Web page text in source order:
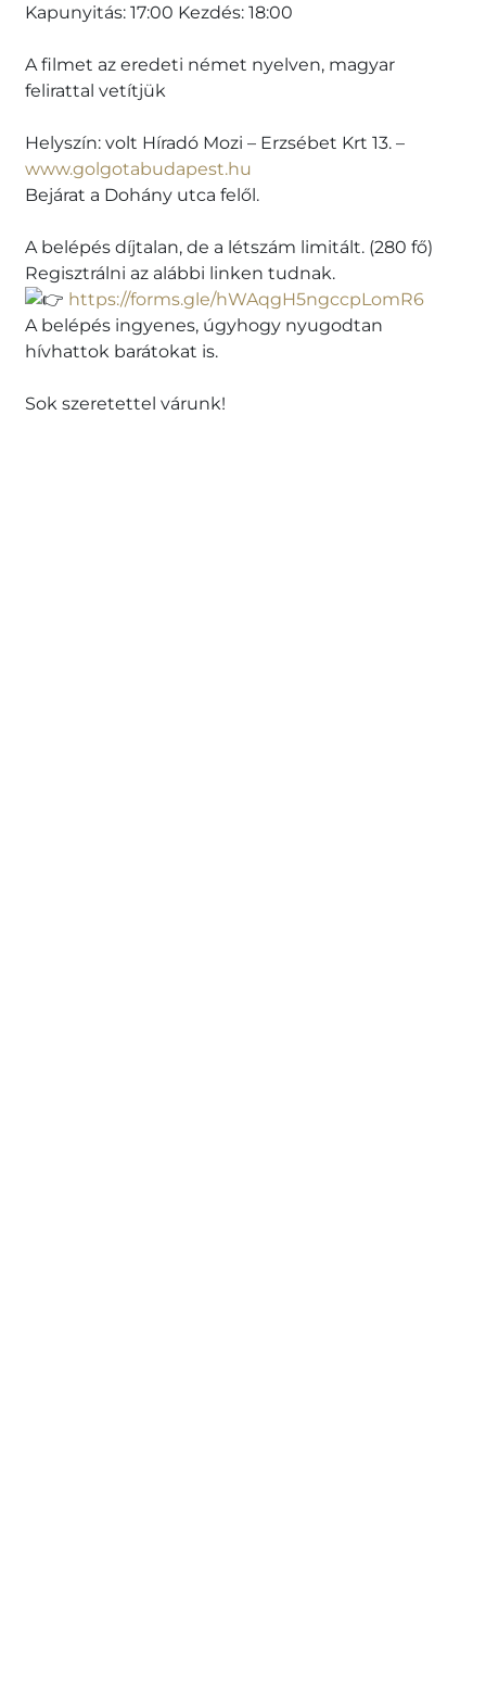
Kapunyitás: 17:00 Kezdés: 18:00
A filmet az eredeti német nyelven, magyar
felirattal vetítjük
Helyszín: volt Híradó Mozi – Erzsébet Krt 13. –
www.golgotabudapest.hu
Bejárat a Dohány utca felől.
A belépés díjtalan, de a létszám limitált. (280 fő)
Regisztrálni az alábbi linken tudnak.
https://forms.gle/hWAqgH5ngccpLomR6
A belépés ingyenes, úgyhogy nyugodtan
hívhattok barátokat is.
Sok szeretettel várunk!